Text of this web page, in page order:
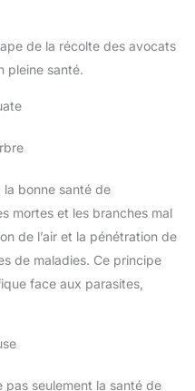
de la récolte des avocats
pleine santé.
bonne santé de
mortes et les branches mal
de l’air et la pénétration de
de maladies. Ce principe
face aux parasites,
pas seulement la santé de